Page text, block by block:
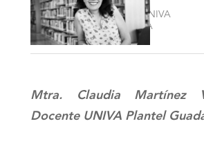
By Comunicación Sistema UNIVA
Voces Univa,Voces UNIVA
Mtra. Claudia Martínez
Docente UNIVA Plantel